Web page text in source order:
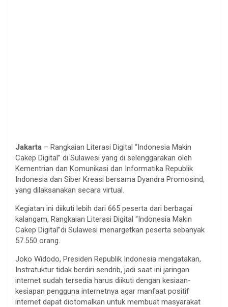
Jakarta – Rangkaian Literasi Digital “Indonesia Makin
Cakep Digital” di Sulawesi yang di selenggarakan oleh
Kementrian dan Komunikasi dan Informatika Republik
Indonesia dan Siber Kreasi bersama Dyandra Promosind,
yang dilaksanakan secara virtual.
Kegiatan ini diikuti lebih dari 665 peserta dari berbagai
kalangam, Rangkaian Literasi Digital “Indonesia Makin
Cakep Digital”di Sulawesi menargetkan peserta sebanyak
57.550 orang.
Joko Widodo, Presiden Republik Indonesia mengatakan,
Instratuktur tidak berdiri sendrib, jadi saat ini jaringan
internet sudah tersedia harus diikuti dengan kesiaan-
kesiapan pengguna internetnya agar manfaat positif
internet dapat diotomalkan untuk membuat masyarakat